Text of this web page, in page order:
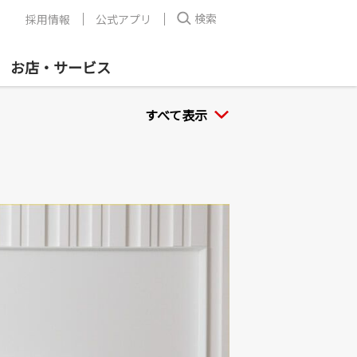
お店・サービス
採用情報 公式アプリ 検索
すべて表示